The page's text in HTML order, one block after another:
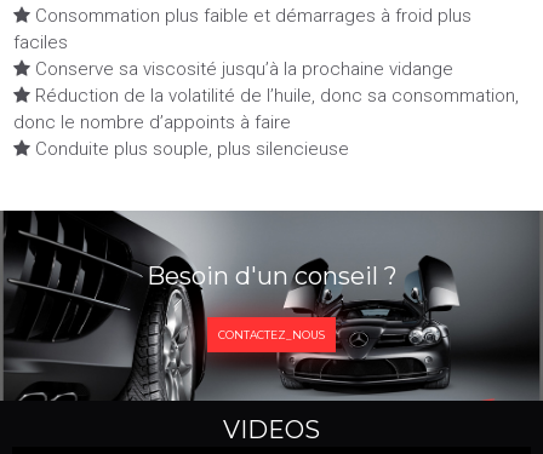
 Consommation plus faible et démarrages à froid plus
faciles
 Conserve sa viscosité jusqu’à la prochaine vidange
 Réduction de la volatilité de l’huile, donc sa consommation,
donc le nombre d’appoints à faire
 Conduite plus souple, plus silencieuse
Besoin d'un conseil ?
CONTACTEZ_NOUS
VIDEOS